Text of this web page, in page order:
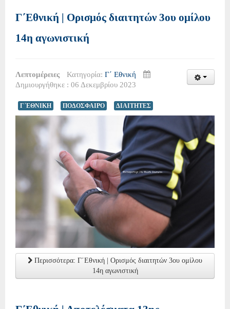
Γ΄Εθνική | Ορισμός διαιτητών 3ου ομίλου
14η αγωνιστική
Λεπτομέρειες Κατηγορία: Γ΄ Εθνική
Δημιουργήθηκε : 06 Δεκεμβρίου 2023
Γ΄ΕΘΝΙΚΗ ΠΟΔΟΣΦΑΙΡΟ ΔΙΑΙΤΗΤΕΣ
Περισσότερα: Γ΄Εθνική | Ορισμός διαιτητών 3ου ομίλου
14η αγωνιστική